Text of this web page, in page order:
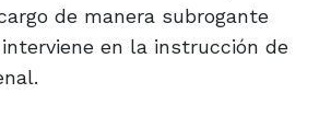
de manera subrogante
en la instrucción de